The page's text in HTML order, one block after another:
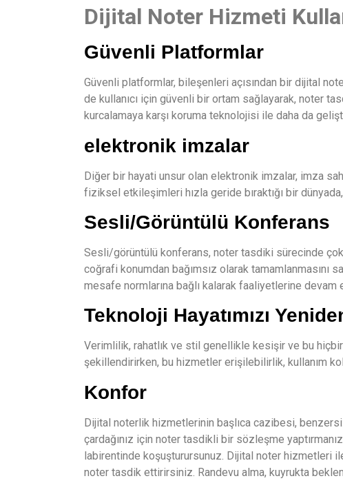
Dijital Noter Hizmeti
Güvenli Platformlar
Güvenli platformlar, bileşenleri açısından bir dijital
de kullanıcı için güvenli bir ortam sağlayarak, noter
kurcalamaya karşı koruma teknolojisi ile daha da
elektronik imzalar
Diğer bir hayati unsur olan elektronik imzalar, imza
fiziksel etkileşimleri hızla geride bıraktığı bir
Sesli/Görüntülü Konferans
Sesli/görüntülü konferans, noter tasdiki sürecinde
coğrafi konumdan bağımsız olarak
mesafe normlarına bağlı kalarak faaliyetlerine devam
Teknoloji Hayatımızı
Verimlilik, rahatlık ve stil genellikle kesişir ve bu
şekillendirirken, bu hizmetler erişilebilirlik, kullanım
Konfor
Dijital noterlik hizmetlerinin başlıca cazibesi,
çardağınız için noter tasdikli bir sözleşme
labirentinde koşuşturursunuz. Dijital noter hizmetleri
noter tasdik ettirirsiniz. Randevu alma, kuyrukta